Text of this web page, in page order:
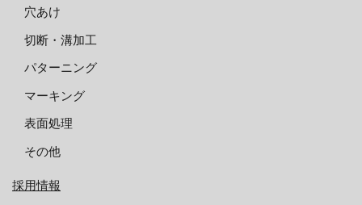
穴あけ
切断・溝加工
パターニング
マーキング
表面処理
その他
採用情報